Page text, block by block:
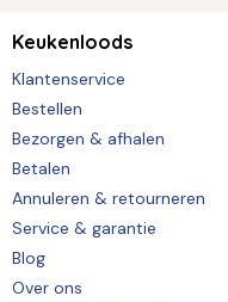
Keukenloods
Klantenservice
Bestellen
Bezorgen & afhalen
Betalen
Annuleren & retourneren
Service & garantie
Blog
Over ons